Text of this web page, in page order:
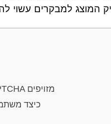
המוצג למבקרים עשוי
סימני אזהרה נפוצים של דפי אימות CAPTCHA מזויפים
כיצד